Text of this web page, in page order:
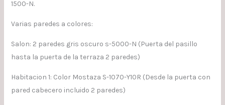
1500-N.
Varias paredes a colores:
Salon: 2 paredes gris oscuro s-5000-N (Puerta del pasillo
hasta la puerta de la terraza 2 paredes)
Habitacion 1: Color Mostaza S-1070-Y10R (Desde la puerta con
pared cabecero incluido 2 paredes)